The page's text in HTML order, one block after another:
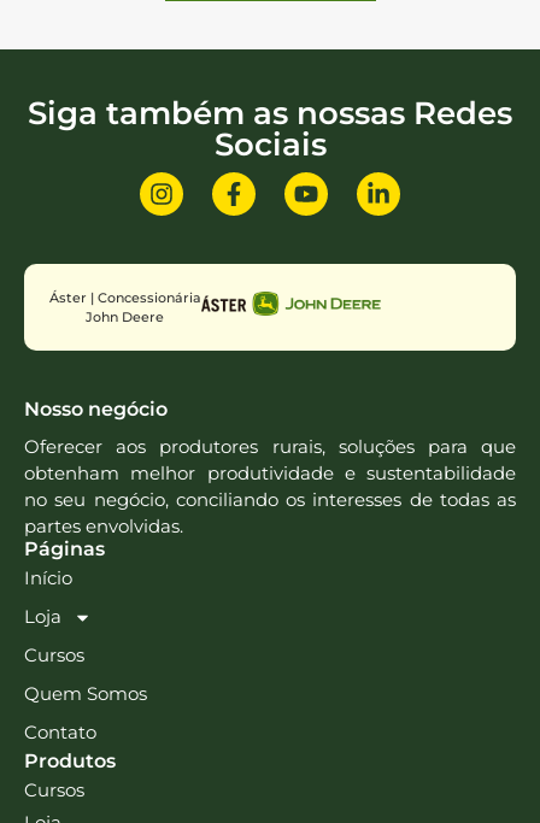
Siga também as nossas Redes
Sociais
Áster | Concessionária
John Deere
Nosso negócio
Oferecer aos produtores rurais, soluções para que
obtenham melhor produtividade e sustentabilidade
no seu negócio, conciliando os interesses de todas as
partes envolvidas.
Páginas
Início
Loja
Cursos
Quem Somos
Contato
Produtos
Cursos